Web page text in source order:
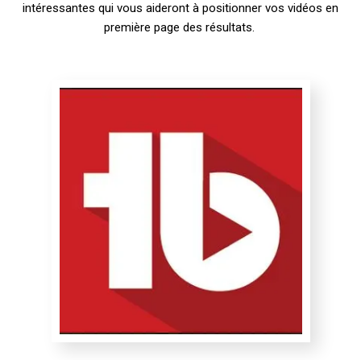
intéressantes qui vous aideront à positionner vos vidéos en
première page des résultats.